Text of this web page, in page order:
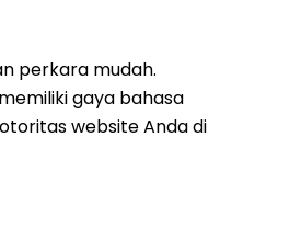
perkara mudah.
gaya bahasa
website Anda di